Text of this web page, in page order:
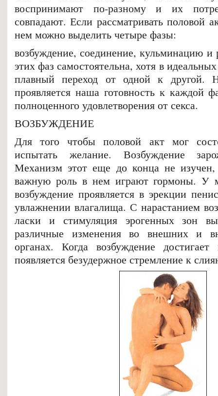
воспринимают по-разному и их
совпадают. Если рассматривать половой
нем можно выделить четыре фазы:
возбуждение, соединение, кульминацию и
этих фаз самостоятельна, хотя в
плавный переход от одной к другой.
проявляется наша готовность к каждой
полноценного удовлетворения от секса.
ВОЗБУЖДЕНИЕ
Для того чтобы половой акт мог
испытать желание. Возбуждение
Механизм этот еще до конца не изучен,
важную роль в нем играют гормоны. У
возбуждение проявляется в эрекции
увлажнении влагалища. С нарастанием
ласки и стимуляция эрогенных зон
различные изменения во внешних и
органах. Когда возбуждение
появляется безудержное стремление к